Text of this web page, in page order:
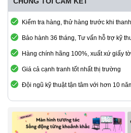
Kiểm tra hàng, thử hàng trước khi
Bảo hành 36 tháng, Tư vấn hỗ trợ kỹ
Hàng chính hãng 100%, xuất xứ giấy
Giá cả cạnh tranh tốt nhất thị trường
Đội ngũ kỹ thuật tận tâm với hơn 10